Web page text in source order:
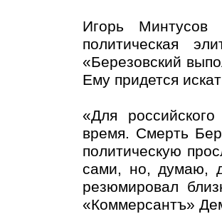
Игорь Минтусов
политическая
«Березовский
Ему придется
«Для
время. Смерть
политическую
сами, но, думаю,
резюмировал
«Коммерсантъ»